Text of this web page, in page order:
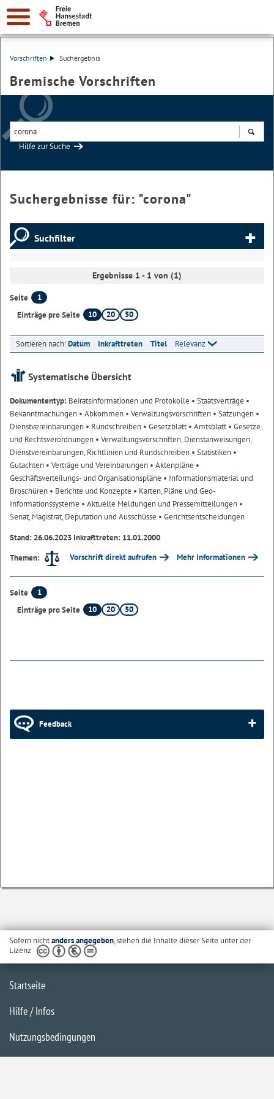
Vorschriften Suchergebnis
Bremische Vorschriften
Hilfe zur Suche
Suchergebnisse für: "corona"
Suchfilter
Ergebnisse 1 - 1 von (1)
Seite
1
Einträge pro Seite
10 20 50
Sortieren nach:Datum Inkrafttreten Titel Relevanz
Systematische Übersicht
Dokumententyp: Beiratsinformationen und Protokolle • Staatsverträge •
Bekanntmachungen • Abkommen • Verwaltungsvorschriften • Satzungen •
Dienstvereinbarungen • Rundschreiben • Gesetzblatt• Amtsblatt• Gesetze
und Rechtsverordnungen • Verwaltungsvorschriften, Dienstanweisungen,
Dienstvereinbarungen, Richtlinien und Rundschreiben • Statistiken •
Gutachten • Verträge und Vereinbarungen • Aktenpläne •
Geschäftsverteilungs- und Organisationspläne • Informationsmaterial und
Broschüren • Berichte und Konzepte • Karten, Pläne und Geo-
Informationssysteme • Aktuelle Meldungen und Pressemitteilungen •
Senat, Magistrat, Deputation und Ausschüsse • Gerichtsentscheidungen
Stand: 26.06.2023 Inkrafttreten: 11.01.2000
Themen:
Vorschrift direkt aufrufen Mehr Informationen
Seite
1
Einträge pro Seite
10 20 50
Feedback
Sofern nichtanders angegeben, stehen die Inhalte dieser Seite unter der
Lizenz
Startseite
Hilfe / Infos
Nutzungsbedingungen